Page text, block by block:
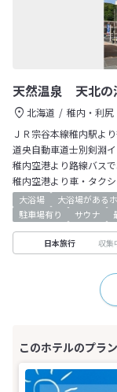
天然温泉 天北の
北海道 稚内・利尻
ＪＲ宗谷本線稚内駅よ
道央自動車道士別剣淵
稚内空港より路線バス
稚内空港より車・タク
大浴場 大浴場がある
駐車場有り
サウナ
日本旅行 収集